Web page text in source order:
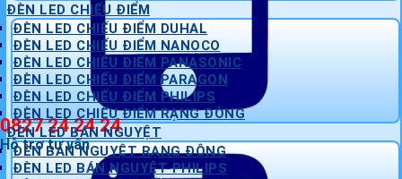
0827 24 24 24
Hỗ trợ tư vấn
ĐÈN LED CHIẾU ĐIỂM
ĐÈN LED CHIẾU ĐIỂM DUHAL
ĐÈN LED CHIẾU ĐIỂM NANOCO
ĐÈN LED CHIẾU ĐIỂM PANASONIC
ĐÈN LED CHIẾU ĐIỂM PARAGON
ĐÈN LED CHIẾU ĐIỂM PHILIPS
ĐÈN LED CHIẾU ĐIỂM RẠNG ĐÔNG
ĐÈN LED BÁN NGUYỆT
ĐÈN BÁN NGUYỆT RẠNG ĐÔNG
ĐÈN LED BÁN NGUYỆT PHILIPS